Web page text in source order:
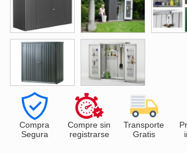
Compra
Segura
Compre sin
registrarse
Transporte
Gratis